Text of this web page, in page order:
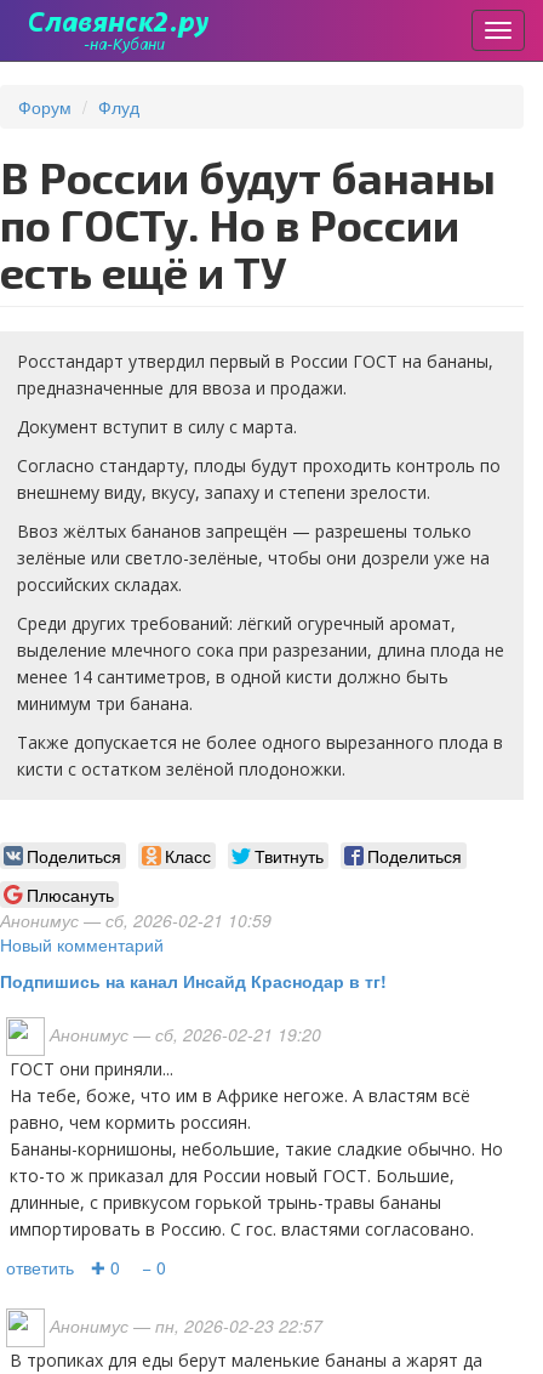
основному
Форум Флуд
В России будут бананы
по ГОСТу. Но в России
есть ещё и ТУ
Росстандарт утвердил первый в России ГОСТ на бананы,
предназначенные для ввоза и продажи.
Документ вступит в силу с марта.
Согласно стандарту, плоды будут проходить контроль по
внешнему виду, вкусу, запаху и степени зрелости.
Ввоз жёлтых бананов запрещён — разрешены только
зелёные или светло-зелёные, чтобы они дозрели уже на
российских складах.
Среди других требований: лёгкий огуречный аромат,
выделение млечного сока при разрезании, длина плода не
менее 14 сантиметров, в одной кисти должно быть
минимум три банана.
Также допускается не более одного вырезанного плода в
кисти с остатком зелёной плодоножки.
Поделиться Класс Твитнуть
Поделиться
Плюсануть
Анонимус — сб, 2026-02-21 10:59
Новый комментарий
Подпишись на канал Инсайд Краснодар в тг!
Анонимус — сб, 2026-02-21 19:20
ГОСТ они приняли...
На тебе, боже, что им в Африке негоже. А властям всё
равно, чем кормить россиян.
Бананы-корнишоны, небольшие, такие сладкие обычно. Но
кто-то ж приказал для России новый ГОСТ. Большие,
длинные, с привкусом горькой трынь-травы бананы
импортировать в Россию. С гос. властями согласовано.
ответить ✚ 0 − 0
Анонимус — пн, 2026-02-23 22:57
В тропиках для еды берут маленькие бананы а жарят да